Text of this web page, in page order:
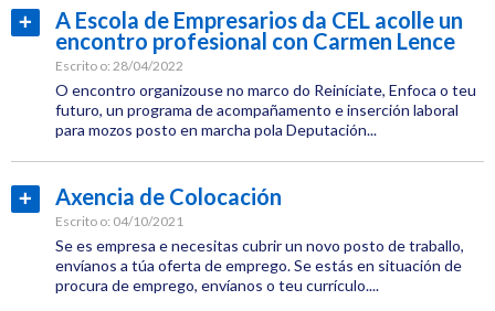
Emprego
Etiquetas:
CEL
Emprego
A Escola de Empresarios da CEL acolle un
encontro profesional con Carmen Lence
Escrito o: 28/04/2022
O encontro organizouse no marco do Reiníciate, Enfoca o teu
futuro, un programa de acompañamento e inserción laboral
para mozos posto en marcha pola Deputación...
máis...
Emprego
Etiquetas:
Xornadas
Axencia de Colocación
Escrito o: 04/10/2021
Se es empresa e necesitas cubrir un novo posto de traballo,
envíanos a túa oferta de emprego. Se estás en situación de
procura de emprego, envíanos o teu currículo....
máis...